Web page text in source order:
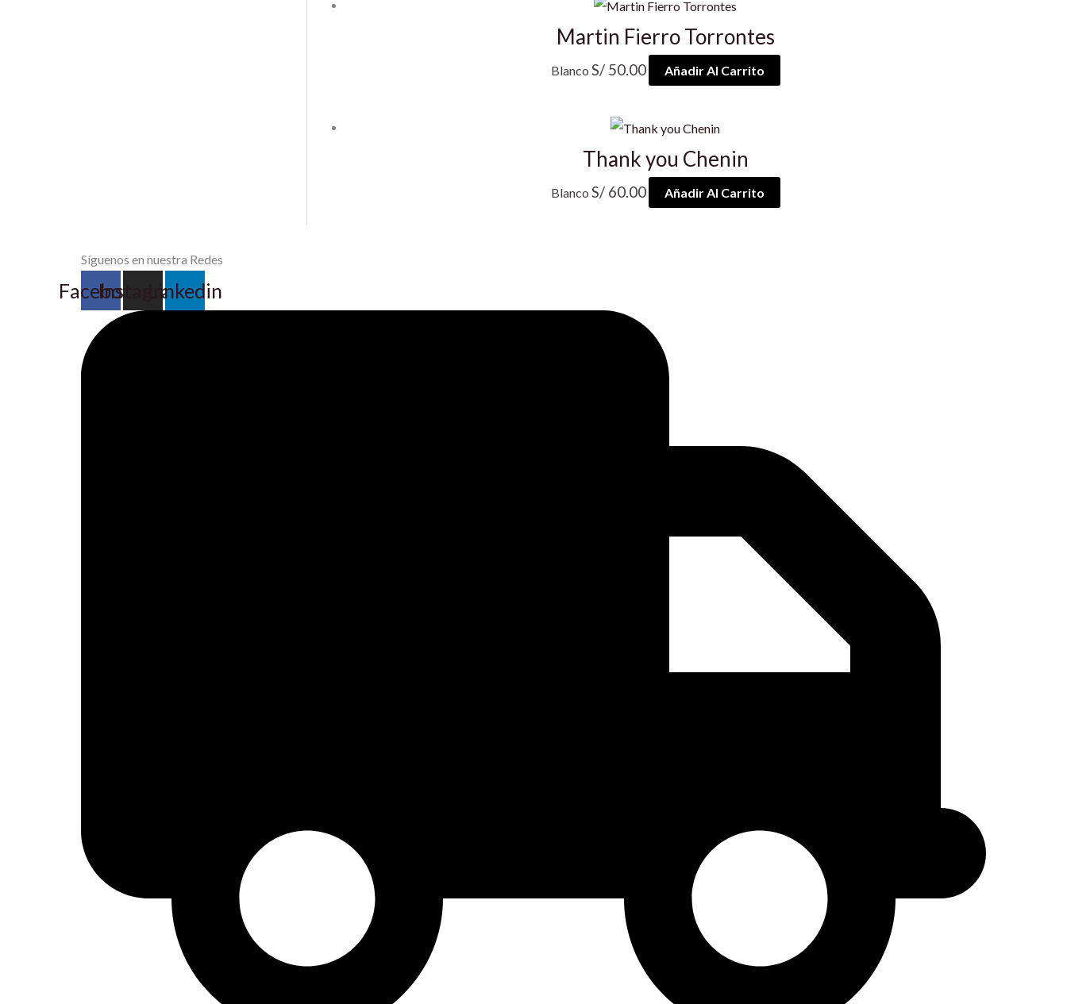
Martin Fierro Torrontes
Blanco S/50.00 Añadir Al Carrito
Thank you Chenin
Blanco S/60.00 Añadir Al Carrito
Síguenos en nuestra Redes
FacebookInstagramLinkedin